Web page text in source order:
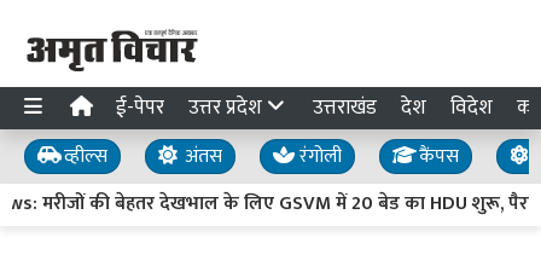
ई-पेपर उत्तर प्रदेश उत्तराखंड देश विदेश
व्हील्स अंतस रंगोली कैंपस
की बेहतर देखभाल के लिए GSVM में 20 बेड का HDU शुरू,